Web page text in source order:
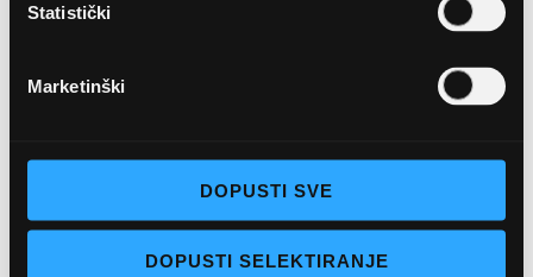
Statistički
Marketinški
DOPUSTI SVE
DOPUSTI SELEKTIRANJE
webshop@optikanjego.hr
OPTIKA NJEGO, POSLOVNICA 2